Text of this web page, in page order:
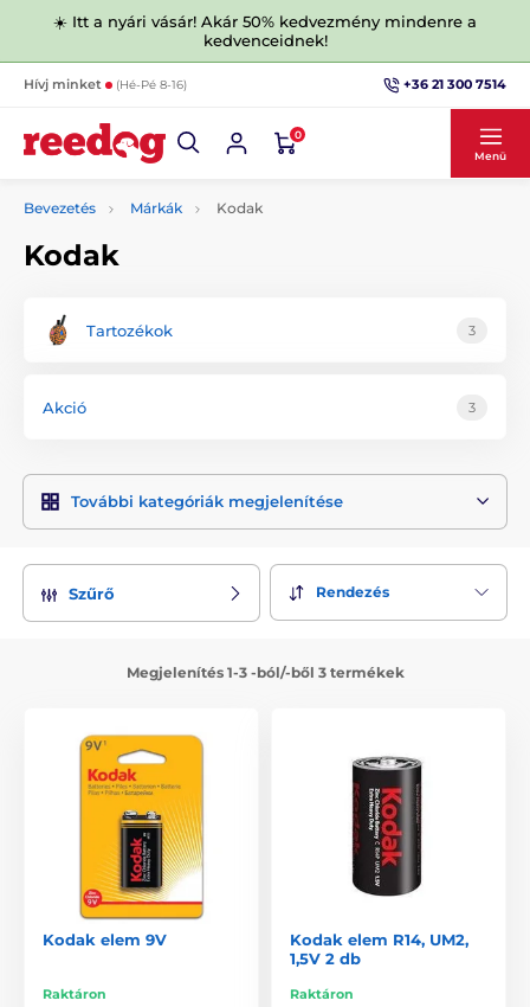
☀️ Itt a nyári vásár! Akár 50% kedvezmény mindenre a
kedvenceidnek!
Hívj minket (Hé-Pé 8-16) +36 21 300 7514
0
Menü
Bevezetés Márkák Kodak
Kodak
Tartozékok 3
Akció 3
További kategóriák megjelenítése
Szűrő Rendezés
Megjelenítés 1-3 -ból/-ből 3 termékek
Kodak elem 9V
Raktáron
Kodak elem R14, UM2,
1,5V 2 db
Raktáron